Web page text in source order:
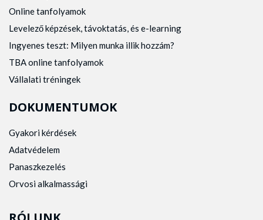
Online tanfolyamok
Levelező képzések, távoktatás, és e-learning
Ingyenes teszt: Milyen munka illik hozzám?
TBA online tanfolyamok
Vállalati tréningek
DOKUMENTUMOK
Gyakori kérdések
Adatvédelem
Panaszkezelés
Orvosi alkalmassági